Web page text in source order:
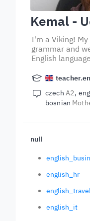
Kemal -
I'm a Viking!
grammar and
English
czech A2
bosnian
null
english_hr
english_it